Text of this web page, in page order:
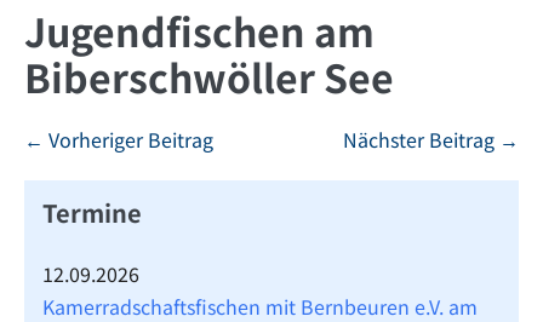
Jugendfischen am
Biberschwöller See
Beitragsnavigation
← Vorheriger Beitrag Nächster Beitrag →
Termine
12.09.2026
Kamerradschaftsfischen mit Bernbeuren e.V. am